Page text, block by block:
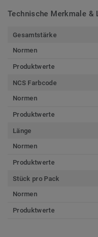
Technische Merkmale &
Gesamtstärke
Normen
Produktwerte
NCS Farbcode
Normen
Produktwerte
Länge
Normen
Produktwerte
Stück pro Pack
Normen
Produktwerte